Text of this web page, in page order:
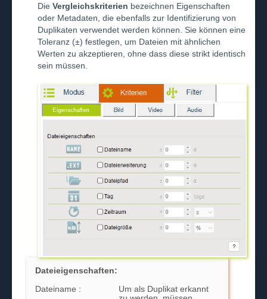
DieVergleichskriterien bezeichnen Eigenschaften
oder Metadaten, die ebenfalls zur Identifizierung von
Duplikaten verwendet werden können. Sie können eine
Toleranz (±) festlegen, um Dateien mit ähnlichen
Werten zu akzeptieren, ohne dass diese strikt identisch
sein müssen.
Dateieigenschaften:
Dateiname :
Um als Duplikat erkannt